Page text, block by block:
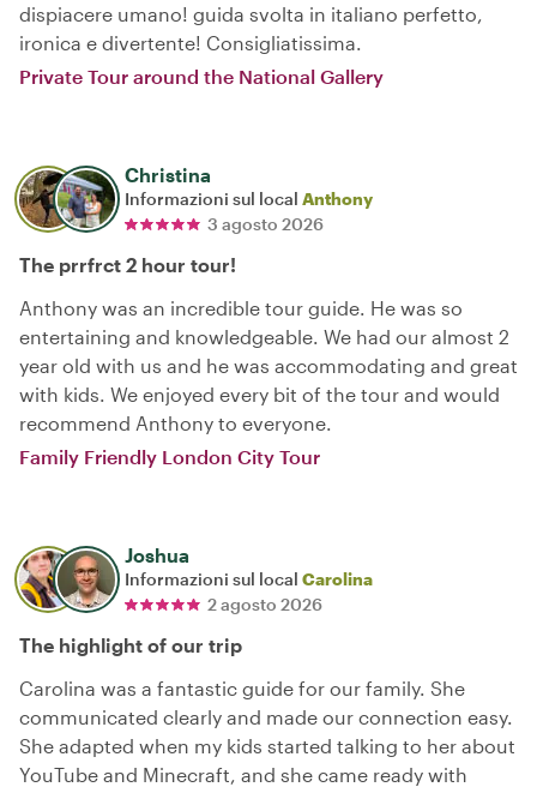
dispiacere umano! guida svolta in italiano perfetto,
ironica e divertente! Consigliatissima.
Private Tour around the National Gallery
Christina
Informazioni sul local Anthony
3 agosto 2026
The prrfrct 2 hour tour!
Anthony was an incredible tour guide. He was so
entertaining and knowledgeable. We had our almost 2
year old with us and he was accommodating and great
with kids. We enjoyed every bit of the tour and would
recommend Anthony to everyone.
Family Friendly London City Tour
Joshua
Informazioni sul local Carolina
2 agosto 2026
The highlight of our trip
Carolina was a fantastic guide for our family. She
communicated clearly and made our connection easy.
She adapted when my kids started talking to her about
YouTube and Minecraft, and she came ready with